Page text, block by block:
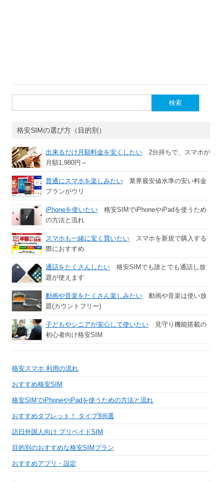
索:
格安SIMの選び方（目的別）
出来るだけ月額料金を安くしたい 2台持ちで、スマホが
月額1,980円～
普通にスマホを楽しみたい 業界最安値水準の安い料金
プランがウリ
iPhoneを使いたい 格安SIMでiPhoneやiPadを使うため
の方法と流れ
スマホも一緒に安く買いたい スマホを新規で購入する
際におすすめ
通話をたくさんしたい 格安SIMでも誰とでも通話し放
題が使えます
動画や音楽をたくさん楽しみたい 動画や音楽は使い放
題(カウントフリー)
子どもやシニアが安心して使いたい 見守り機能搭載の
初心者向け格安SIM
格安スマホ 利用の流れ
おすすめ格安SIM
格安SIMでiPhoneやiPadを使うための方法と流れ
おすすめタブレット！ タイプ別6選
訪日外国人向け プリペイドSIM
目的別のおすすめな格安SIMプラン
おすすめアプリ・設定